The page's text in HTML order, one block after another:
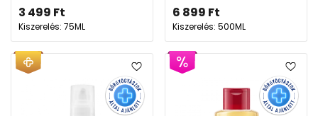
3 499 Ft
Kiszerelés: 75ML
6 899 Ft
Kiszerelés: 500ML